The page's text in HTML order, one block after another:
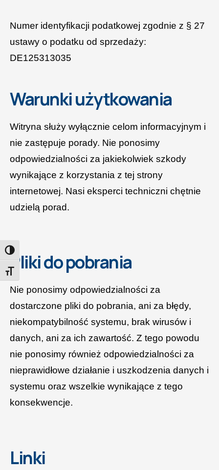
PRZEŁĄCZANIE WYSOKIEGO KONTRASTU
PRZEŁĄCZANIE ROZMIARU CZCIONKI
Numer identyfikacji podatkowej zgodnie z § 27
ustawy o podatku od sprzedaży:
DE125313035
Warunki użytkowania
Witryna służy wyłącznie celom informacyjnym i
nie zastępuje porady. Nie ponosimy
odpowiedzialności za jakiekolwiek szkody
wynikające z korzystania z tej strony
internetowej. Nasi eksperci techniczni chętnie
udzielą porad.
Pliki do pobrania
Nie ponosimy odpowiedzialności za
dostarczone pliki do pobrania, ani za błędy,
niekompatybilność systemu, brak wirusów i
danych, ani za ich zawartość. Z tego powodu
nie ponosimy również odpowiedzialności za
nieprawidłowe działanie i uszkodzenia danych i
systemu oraz wszelkie wynikające z tego
konsekwencje.
Linki